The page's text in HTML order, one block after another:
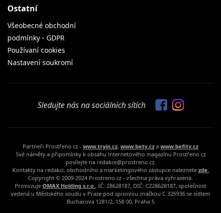
Ostatní
Všeobecné obchodní
podmínky - GDPR
Používaní cookies
Nastavení soukromí
Sledujte nás na sociálních sítích
Partneři Prostřeno.cz - www.tryin.cz, www.bety.cz a www.befity.cz
Své náměty a připomínky k obsahu internetového magazínu Prostřeno.cz
posílejte na redakce@prostreno.cz.
Kontakty na redakci, obchodního a marketingového zástupce naleznete zde.
Copyright © 2009-2024 Prostreno.cz - všechna práva vyhrazena.
Provozuje OMAX Holding s.r.o., IČ: 28628187, DIČ: CZ28628187, společnost
vedená u Městského soudu v Praze pod spisovou značkou C 325936 se sídlem
Bucharova 1281/2, 158 00, Praha 5